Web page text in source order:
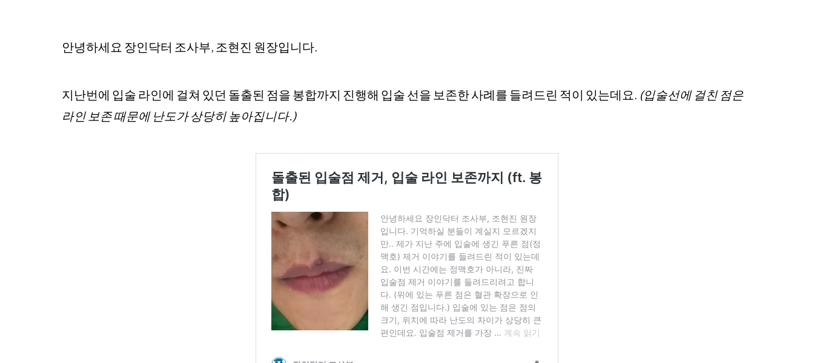
안녕하세요 장인닥터 조사부, 조현진 원장입니다.
지난번에 입술 라인에 걸쳐 있던 돌출된 점을 봉합까지 진행해 입술 선을 보존한 사례를 들려드린 적이 있는데요. (입술선에 걸친 점은
라인 보존 때문에 난도가 상당히 높아집니다.)